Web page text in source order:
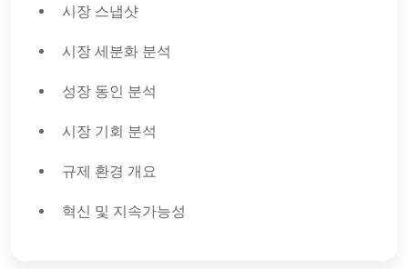
시장 스냅샷
시장 세분화 분석
성장 동인 분석
시장 기회 분석
규제 환경 개요
혁신 및 지속가능성